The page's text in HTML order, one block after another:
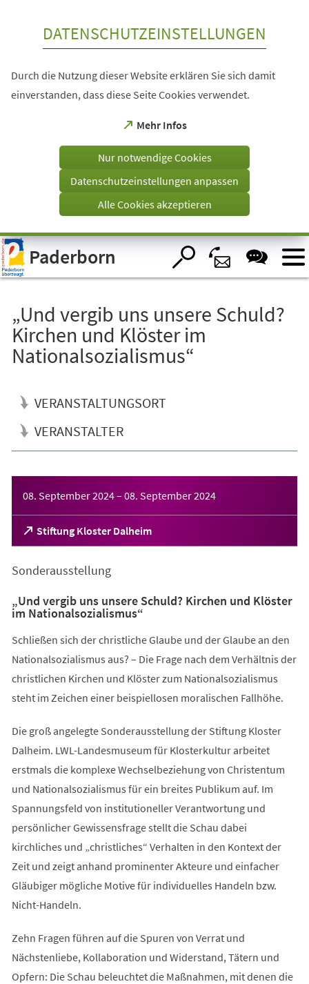
Visuelle
Assistenzsoftware
öffnen.
DATENSCHUTZEINSTELLUNGEN
Durch die Nutzung dieser Website erklären Sie sich damit
einverstanden, dass diese Seite Cookies verwendet.
Mehr Infos
(Öffnet
einem
Tab)
Nur notwendige Cookies
Datenschutzeinstellungen anpassen
Alle Cookies akzeptieren
Paderborn
„Und vergib uns unsere Schuld?
Kirchen und Klöster im
Nationalsozialismus“
VERANSTALTUNGSORT
VERANSTALTER
08. September 2024– 08. September 2024
Stiftung Kloster Dalheim
(Öffnet
in
neuen
Sonderausstellung
„Und vergib uns unsere Schuld? Kirchen und Klöster
im Nationalsozialismus“
Schließen sich der christliche Glaube und der Glaube an den
Nationalsozialismus aus? – Die Frage nach dem Verhältnis der
christlichen Kirchen und Klöster zum Nationalsozialismus
steht im Zeichen einer beispiellosen moralischen Fallhöhe.
Die groß angelegte Sonderausstellung der Stiftung Kloster
Dalheim. LWL-Landesmuseum für Klosterkultur arbeitet
erstmals die komplexe Wechselbeziehung von Christentum
und Nationalsozialismus für ein breites Publikum auf. Im
Spannungsfeld von institutioneller Verantwortung und
persönlicher Gewissensfrage stellt die Schau dabei
kirchliches und „christliches“ Verhalten in den Kontext der
Zeit und zeigt anhand prominenter Akteure und einfacher
Gläubiger mögliche Motive für individuelles Handeln bzw.
Nicht-Handeln.
Zehn Fragen führen auf die Spuren von Verrat und
Nächstenliebe, Kollaboration und Widerstand, Tätern und
Opfern: Die Schau beleuchtet die Maßnahmen, mit denen die